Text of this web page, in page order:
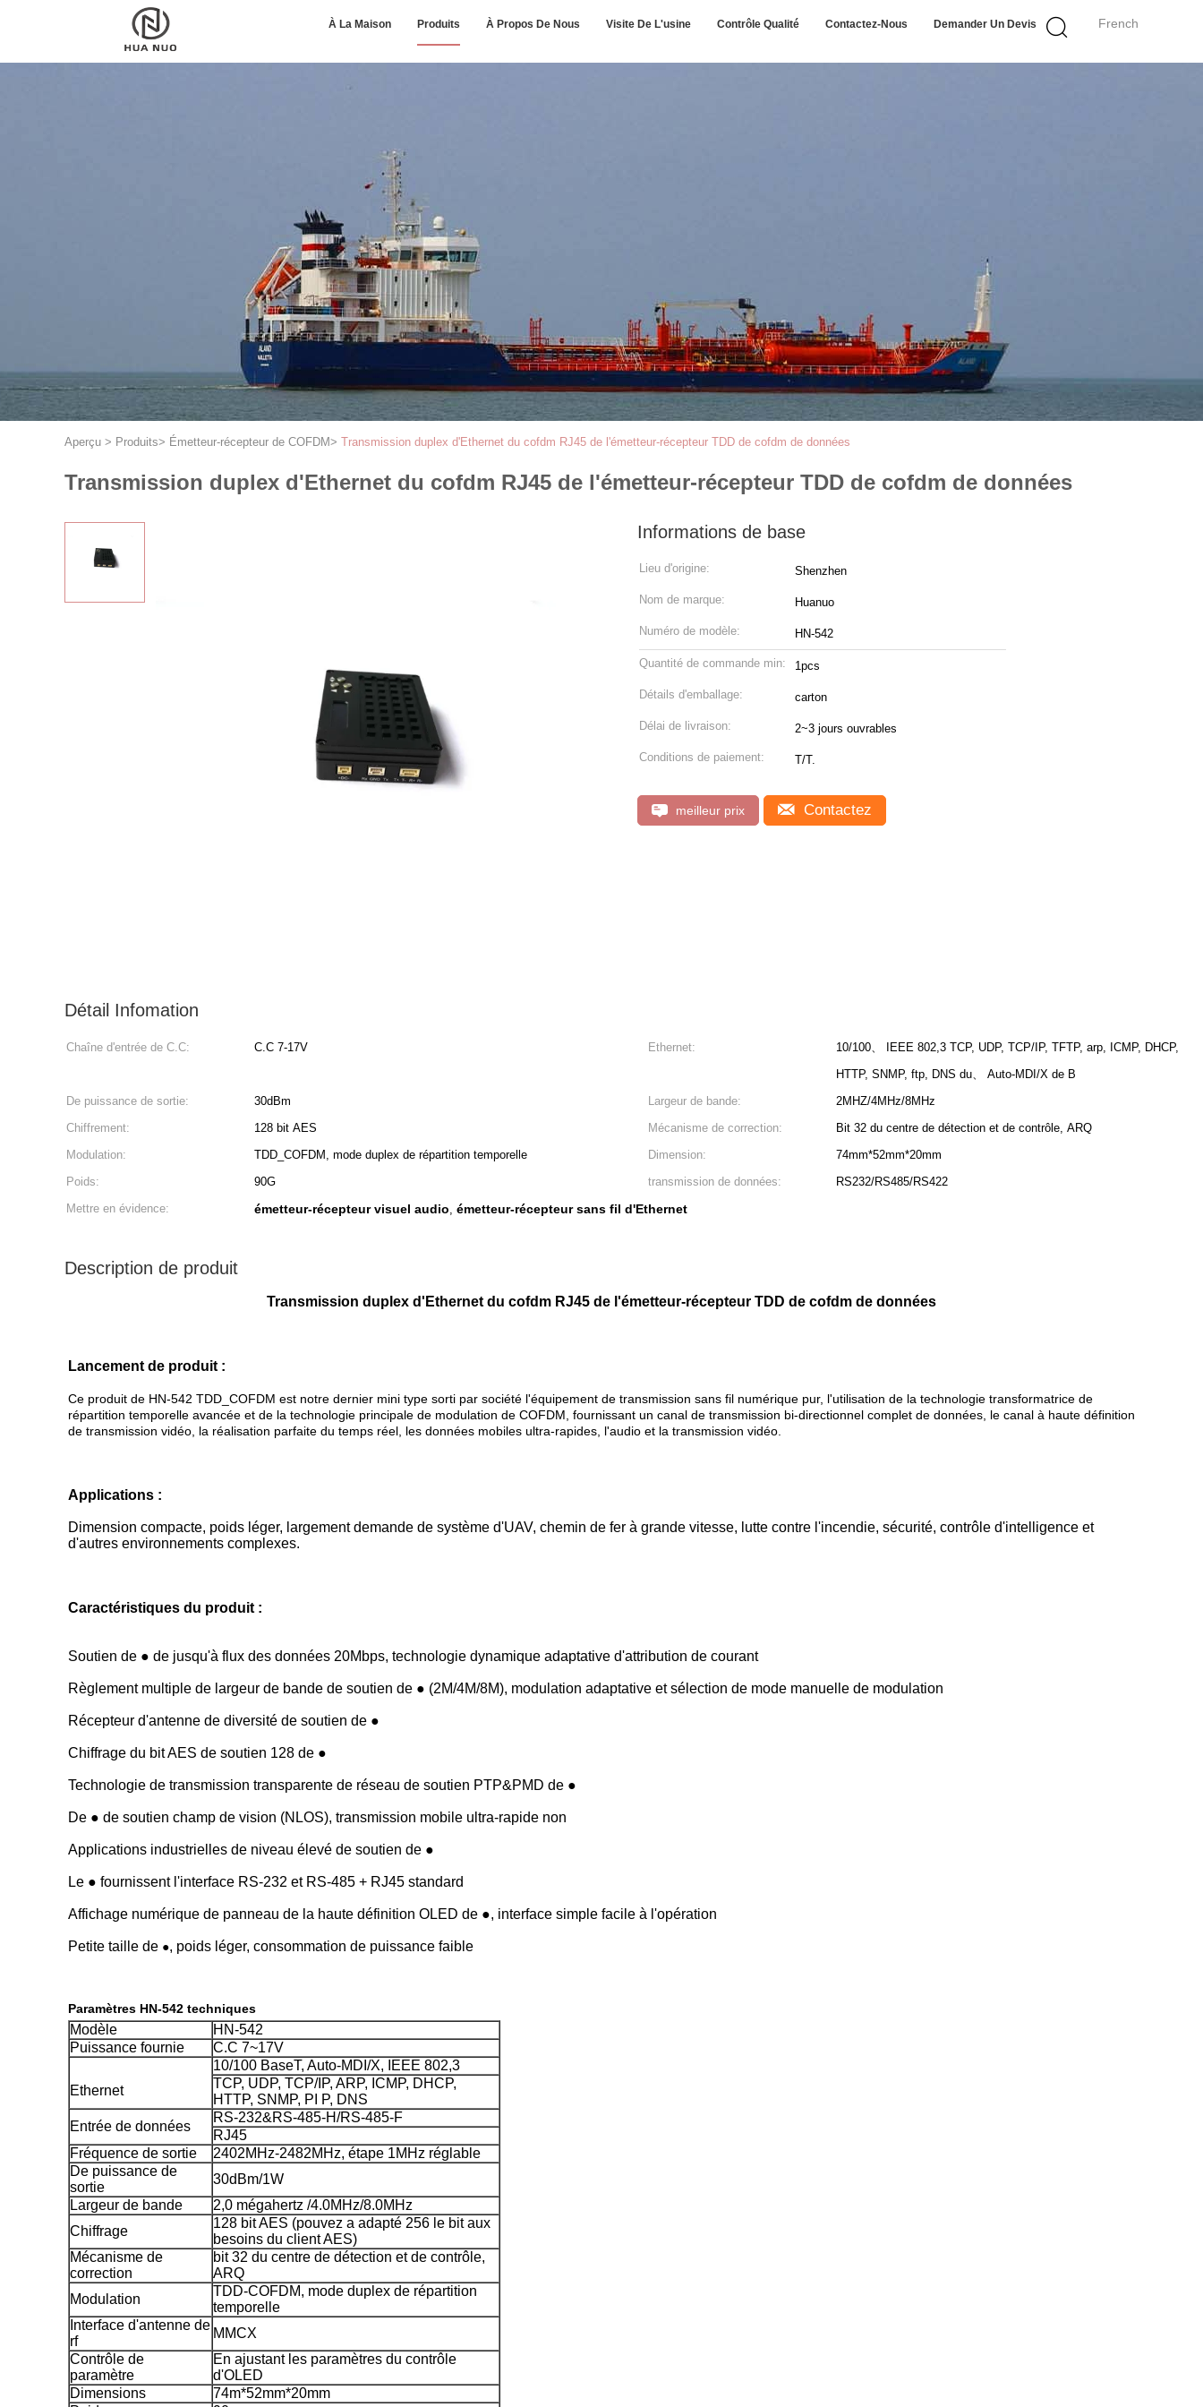
French
À La Maison Produits À Propos De Nous Visite De L'usine Contrôle Qualité Contactez-Nous Demander Un Devis
Aperçu > Produits> Émetteur-récepteur de COFDM> Transmission duplex d'Ethernet du cofdm RJ45 de l'émetteur-récepteur TDD de cofdm de données
Transmission duplex d'Ethernet du cofdm RJ45 de l'émetteur-récepteur TDD de cofdm de données
Informations de base
Lieu d'origine: Shenzhen
Nom de marque: Huanuo
Numéro de modèle: HN-542
Quantité de commande min: 1pcs
Détails d'emballage: carton
Délai de livraison: 2~3 jours ouvrables
Conditions de paiement: T/T.
meilleur prix Contactez
Détail Infomation
Chaîne d'entrée de C.C: C.C 7-17V Ethernet:
10/100、 IEEE 802,3 TCP, UDP, TCP/IP, TFTP, arp, ICMP, DHCP,
HTTP, SNMP, ftp, DNS du、 Auto-MDI/X de B
De puissance de sortie:
30dBm Largeur de bande:
2MHZ/4MHz/8MHz
Chiffrement:
128 bit AES Mécanisme de correction:
Bit 32 du centre de détection et de contrôle, ARQ
Modulation:
TDD_COFDM, mode duplex de répartition temporelle Dimension:
74mm*52mm*20mm
Poids:
90G transmission de données:
RS232/RS485/RS422
Mettre en évidence:
émetteur-récepteur visuel audio, émetteur-récepteur sans fil d'Ethernet
Description de produit
Transmission duplex d'Ethernet du cofdm RJ45 de l'émetteur-récepteur TDD de cofdm de données
Lancement de produit :
Ce produit de HN-542 TDD_COFDM est notre dernier mini type sorti par société l'équipement de transmission sans fil numérique pur, l'utilisation de la technologie transformatrice de
répartition temporelle avancée et de la technologie principale de modulation de COFDM, fournissant un canal de transmission bi-directionnel complet de données, le canal à haute définition
de transmission vidéo, la réalisation parfaite du temps réel, les données mobiles ultra-rapides, l'audio et la transmission vidéo.
Applications :
Dimension compacte, poids léger, largement demande de système d'UAV, chemin de fer à grande vitesse, lutte contre l'incendie, sécurité, contrôle d'intelligence et
d'autres environnements complexes.
Caractéristiques du produit :
Soutien de ● de jusqu'à flux des données 20Mbps, technologie dynamique adaptative d'attribution de courant
Règlement multiple de largeur de bande de soutien de ● (2M/4M/8M), modulation adaptative et sélection de mode manuelle de modulation
Récepteur d'antenne de diversité de soutien de ●
Chiffrage du bit AES de soutien 128 de ●
Technologie de transmission transparente de réseau de soutien PTP&PMD de ●
De ● de soutien champ de vision (NLOS), transmission mobile ultra-rapide non
Applications industrielles de niveau élevé de soutien de ●
Le ● fournissent l'interface RS-232 et RS-485 + RJ45 standard
Affichage numérique de panneau de la haute définition OLED de ●, interface simple facile à l'opération
Petite taille de ●, poids léger, consommation de puissance faible
Paramètres HN-542 techniques
Modèle
HN-542
Puissance fournie
C.C 7~17V
Ethernet
10/100 BaseT, Auto-MDI/X, IEEE 802,3
TCP, UDP, TCP/IP, ARP, ICMP, DHCP,
HTTP, SNMP, PI P, DNS
Entrée de données
RS-232&RS-485-H/RS-485-F
RJ45
Fréquence de sortie
2402MHz-2482MHz, étape 1MHz réglable
De puissance de
sortie
30dBm/1W
Largeur de bande
2,0 mégahertz /4.0MHz/8.0MHz
Chiffrage
128 bit AES (pouvez a adapté 256 le bit aux
besoins du client AES)
Mécanisme de
correction
bit 32 du centre de détection et de contrôle,
ARQ
Modulation
TDD-COFDM, mode duplex de répartition
temporelle
Interface d'antenne de
rf
MMCX
Contrôle de
paramètre
En ajustant les paramètres du contrôle
d'OLED
Dimensions
74m*52mm*20mm